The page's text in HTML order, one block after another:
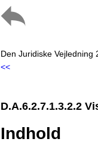
Den Juridiske Vejledning
<<
D.A.6.2.7.1.3.2.2
Indhold